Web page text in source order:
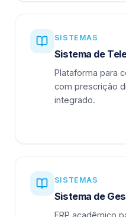
SISTEMAS
Sistema de
Plataforma para
com prescrição
integrado.
SISTEMAS
Sistema de